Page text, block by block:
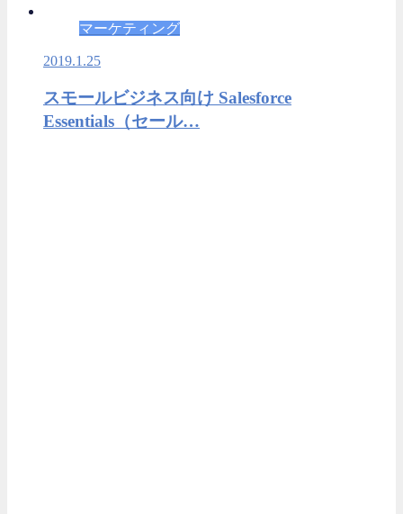
マーケティング
2019.1.25
スモールビジネス向け Salesforce
Essentials（セール…